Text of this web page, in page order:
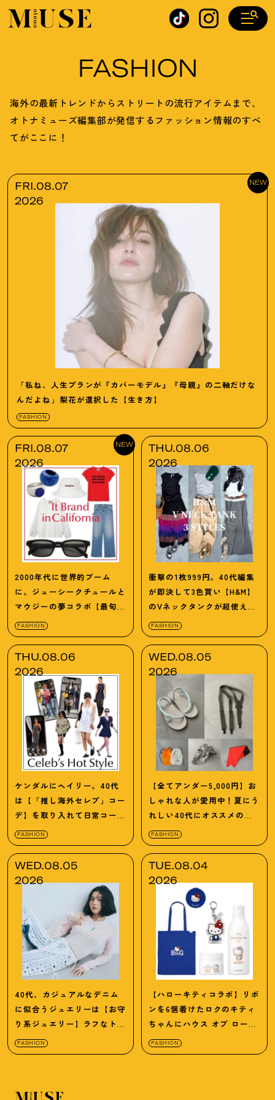
オトナミューズ ウェブ
FASHION
海外の最新トレンドからストリートの流行アイテムまで、
オトナミューズ編集部が発信するファッション情報のすべ
てがここに ！
NEW
FRI.08.07
2026
「私ね、人生プランが『カバーモデル』『母親』の二軸だけな
んだよね」梨花が選択した【生き方】
FASHION
NEW
FRI.08.07
2026
2000年代に世界的ブーム
に。ジューシークチュールと
マウジーの夢コラボ【最旬
LAブランド】6選
FASHION
THU.08.06
2026
衝撃の1枚999円。40代編集
が即決して3色買い【H&M】
のVネックタンクが超使え
る！夏コーデ3選
FASHION
THU.08.06
2026
ケンダルにヘイリー。40代
は【「推し海外セレブ」コー
デ】を取り入れて日常コーデ
のアプデが吉
FASHION
WED.08.05
2026
【全てアンダー5,000円】お
しゃれな人が愛用中 ！ 夏にう
れしい40代にオススメの
【モンベル】小物5選
FASHION
WED.08.05
2026
40代、カジュアルなデニム
に似合うジュエリーは【お守
り系ジュエリー】ラフなトッ
プスも旬顔に
FASHION
TUE.08.04
2026
【ハローキティコラボ】リボ
ンを6個着けたロクのキティ
ちゃんにハウス オブ ローゼ
の限定パケも
FASHION